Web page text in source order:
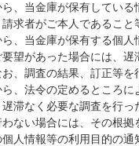
、当金庫が保有してい
求者がご本人であるこ
、当金庫が保有する個
望があった場合には、
、調査の結果、訂正等
、法令の定めるところ
滞なく必要な調査を行
ない場合には、その根拠
人情報等の利用目的の